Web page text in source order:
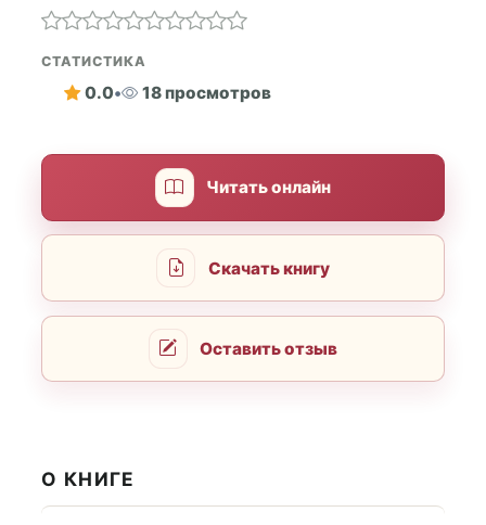
СТАТИСТИКА
0.0• 18 просмотров
Читать онлайн
Скачать книгу
Оставить отзыв
О КНИГЕ